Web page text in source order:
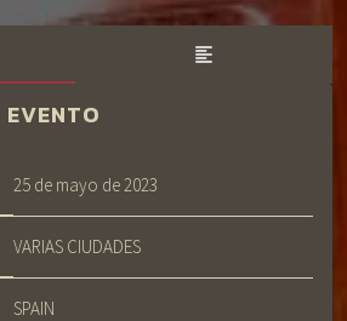
format_align_left
25 de mayo de 2023
VARIAS CIUDADES
SPAIN